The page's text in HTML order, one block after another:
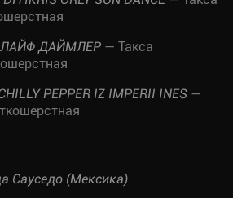
ДАЙМЛЕР — Такса
PEPPER IZ IMPERII INES —
Сауседо (Мексика)